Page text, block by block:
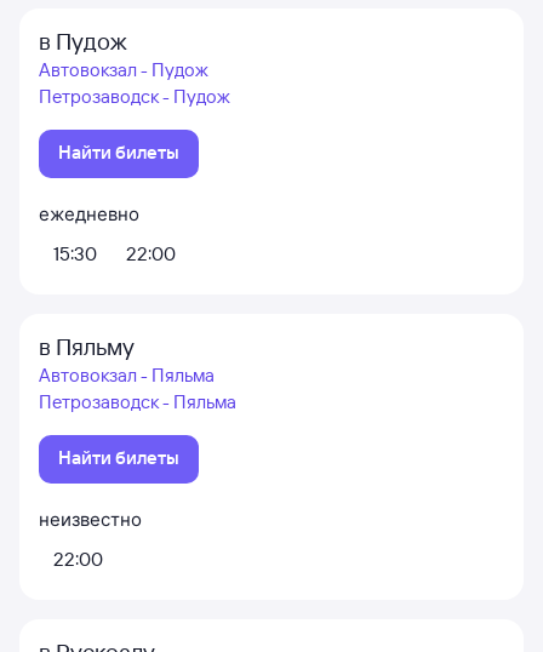
в Пудож
Автовокзал - Пудож
Петрозаводск - Пудож
Найти билеты
ежедневно
15:30
22:00
в Пяльму
Автовокзал - Пяльма
Петрозаводск - Пяльма
Найти билеты
неизвестно
22:00